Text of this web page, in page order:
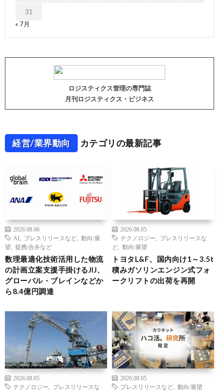
31
« 7月
ロジスティクス管理の専門誌
月刊ロジスティクス・ビジネス
経営/業界動向 カテゴリの最新記事
2026.08.06
AI
プレスリリースなど
動向/展
望
提携/合弁など
数理最適化技術活用した物流
の計画立案支援手掛けるJIJ、
グローバル・ブレインなどか
ら8.4億円調達
2026.08.05
テクノロジー
プレスリリースな
ど
動向/展望
トヨタL&F、国内向け1～3.5t
積みガソリンエンジン式フォ
ークリフトの出荷を再開
2026.08.05
テクノロジー
プレスリリースな
2026.08.05
プレスリリースなど
動向/展望